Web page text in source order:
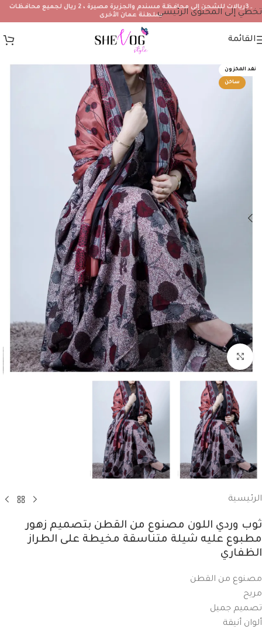
تخطي إلى المحتوى الرئيسي
۔3ريالات للشحن إلى محافظة مسندم والجزيرة مصيرة ، 2 ريال لجميع محافظات
سلطنة عمان الأخرى
القائمة
نفد المخزون
ساخن
انقر للتكبير
الرئيسية
ثوب وردي اللون مصنوع من القطن بتصميم زهور
مطبوع عليه شيلة متناسقة مخيطة على الطراز
الظفاري
مصنوع من القطن
مريح
تصميم جميل
ألوان أنيقة